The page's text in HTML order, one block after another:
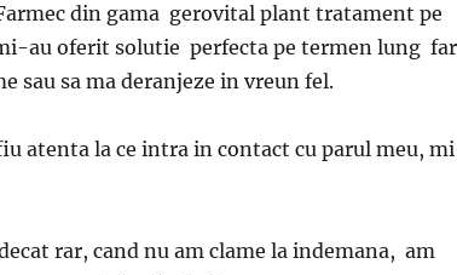
din gama gerovital plant tratament pe
au oferit solutie perfecta pe termen lung
sau sa ma deranjeze in vreun fel.
atenta la ce intra in contact cu parul meu,
rar, cand nu am clame la indemana, am